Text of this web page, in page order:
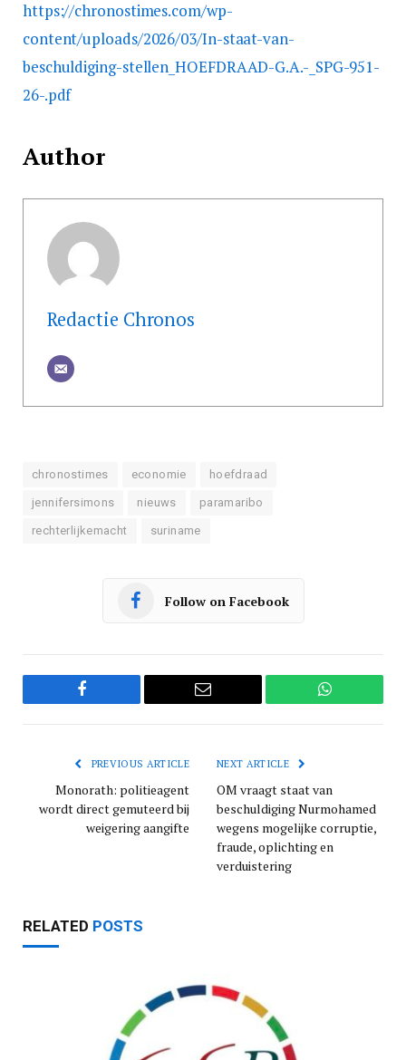
https://chronostimes.com/wp-
content/uploads/2026/03/In-staat-van-
beschuldiging-stellen_HOEFDRAAD-G.A.-_SPG-951-
26-.pdf
Author
Redactie Chronos
chronostimes economie hoefdraad
jennifersimons nieuws paramaribo
rechterlijkemacht suriname
Follow on Facebook
Facebook Email WhatsApp
PREVIOUS ARTICLE
Monorath: politieagent
wordt direct gemuteerd bij
weigering aangifte
NEXT ARTICLE
OM vraagt staat van
beschuldiging Nurmohamed
wegens mogelijke corruptie,
fraude, oplichting en
verduistering
RELATED POSTS